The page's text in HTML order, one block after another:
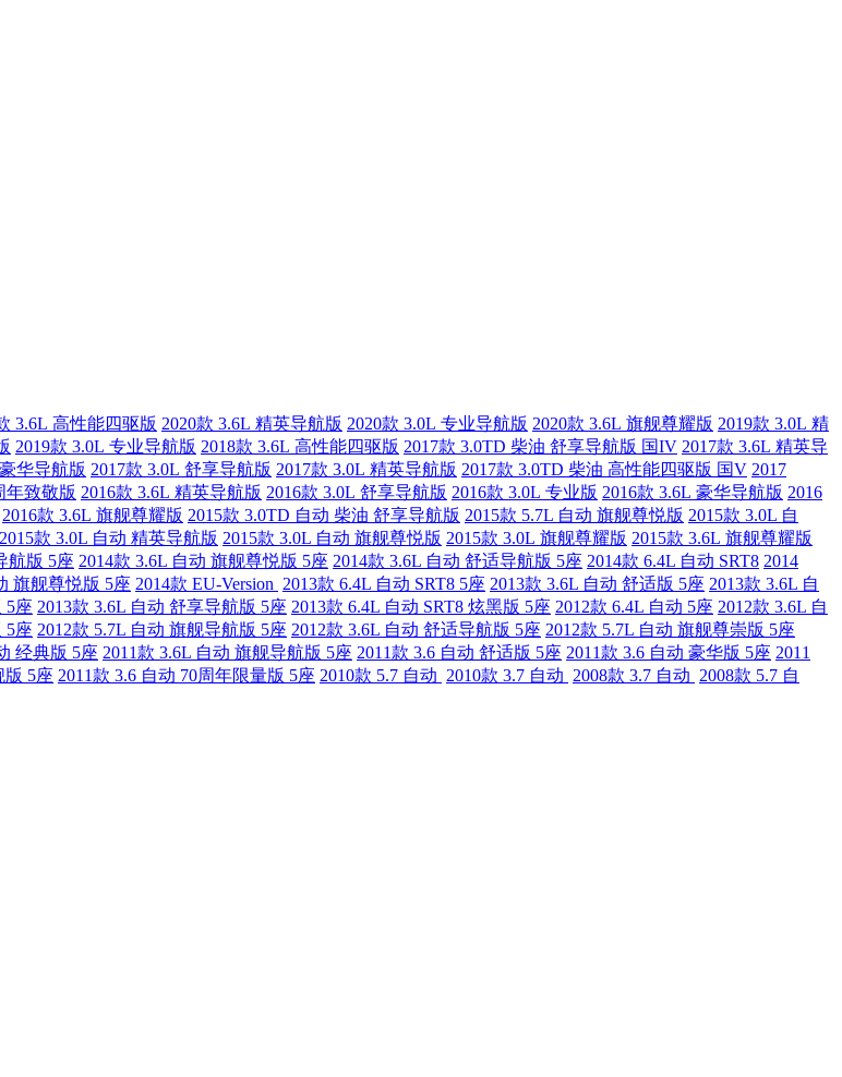
3.6L 高性能四驱版 2020款 3.6L 精英导航版 2020款 3.0L 专业导航版 2020款 3.6L 旗舰尊耀版 2019款 3.0L 精
2019款 3.0L 专业导航版 2018款 3.6L 高性能四驱版 2017款 3.0TD 柴油 舒享导航版 国IV 2017款 3.6L 精英导
华导航版 2017款 3.0L 舒享导航版 2017款 3.0L 精英导航版 2017款 3.0TD 柴油 高性能四驱版 国V 2017
年致敬版 2016款 3.6L 精英导航版 2016款 3.0L 舒享导航版 2016款 3.0L 专业版 2016款 3.6L 豪华导航版 2016
2016款 3.6L 旗舰尊耀版 2015款 3.0TD 自动 柴油 舒享导航版 2015款 5.7L 自动 旗舰尊悦版 2015款 3.0L 自
2015款 3.0L 自动 精英导航版 2015款 3.0L 自动 旗舰尊悦版 2015款 3.0L 旗舰尊耀版 2015款 3.6L 旗舰尊耀版
航版 5座 2014款 3.6L 自动 旗舰尊悦版 5座 2014款 3.6L 自动 舒适导航版 5座 2014款 6.4L 自动 SRT8 2014
旗舰尊悦版 5座 2014款 EU-Version 2013款 6.4L 自动 SRT8 5座 2013款 3.6L 自动 舒适版 5座 2013款 3.6L 自
5座 2013款 3.6L 自动 舒享导航版 5座 2013款 6.4L 自动 SRT8 炫黑版 5座 2012款 6.4L 自动 5座 2012款 3.6L 自
5座 2012款 5.7L 自动 旗舰导航版 5座 2012款 3.6L 自动 舒适导航版 5座 2012款 5.7L 自动 旗舰尊崇版 5座
经典版 5座 2011款 3.6L 自动 旗舰导航版 5座 2011款 3.6 自动 舒适版 5座 2011款 3.6 自动 豪华版 5座 2011
版 5座 2011款 3.6 自动 70周年限量版 5座 2010款 5.7 自动 2010款 3.7 自动 2008款 3.7 自动 2008款 5.7 自